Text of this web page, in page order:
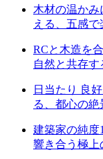
木材の温かみ
える、五感
RCと木造を
自然と共存す
日当たり 良
る、都心の絶
建築家の純度
響き合う極上